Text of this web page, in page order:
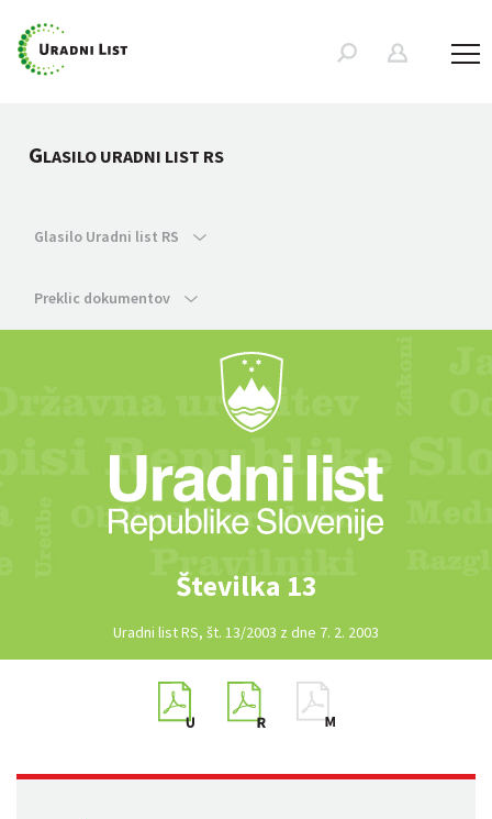
GLASILO URADNI LIST RS
Glasilo Uradni list RS
Preklic dokumentov
Številka 13
Uradni list RS, št. 13/2003 z dne 7. 2. 2003